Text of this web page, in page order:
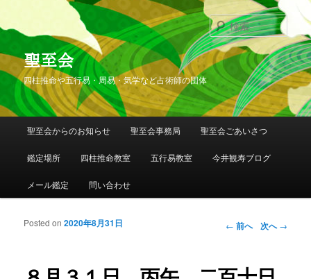
聖至会
四柱推命や五行易・周易・気学など占術師の団体
索
メインメニュー
メインコンテンツへ移動
サブコンテンツへ移動
聖至会からのお知らせ 聖至会事務局 聖至会ごあいさつ
鑑定場所 四柱推命教室 五行易教室 今井観寿ブログ
メール鑑定 問い合わせ
投稿ナビゲー
← 前へ 次へ→
Posted on2020年8月31日